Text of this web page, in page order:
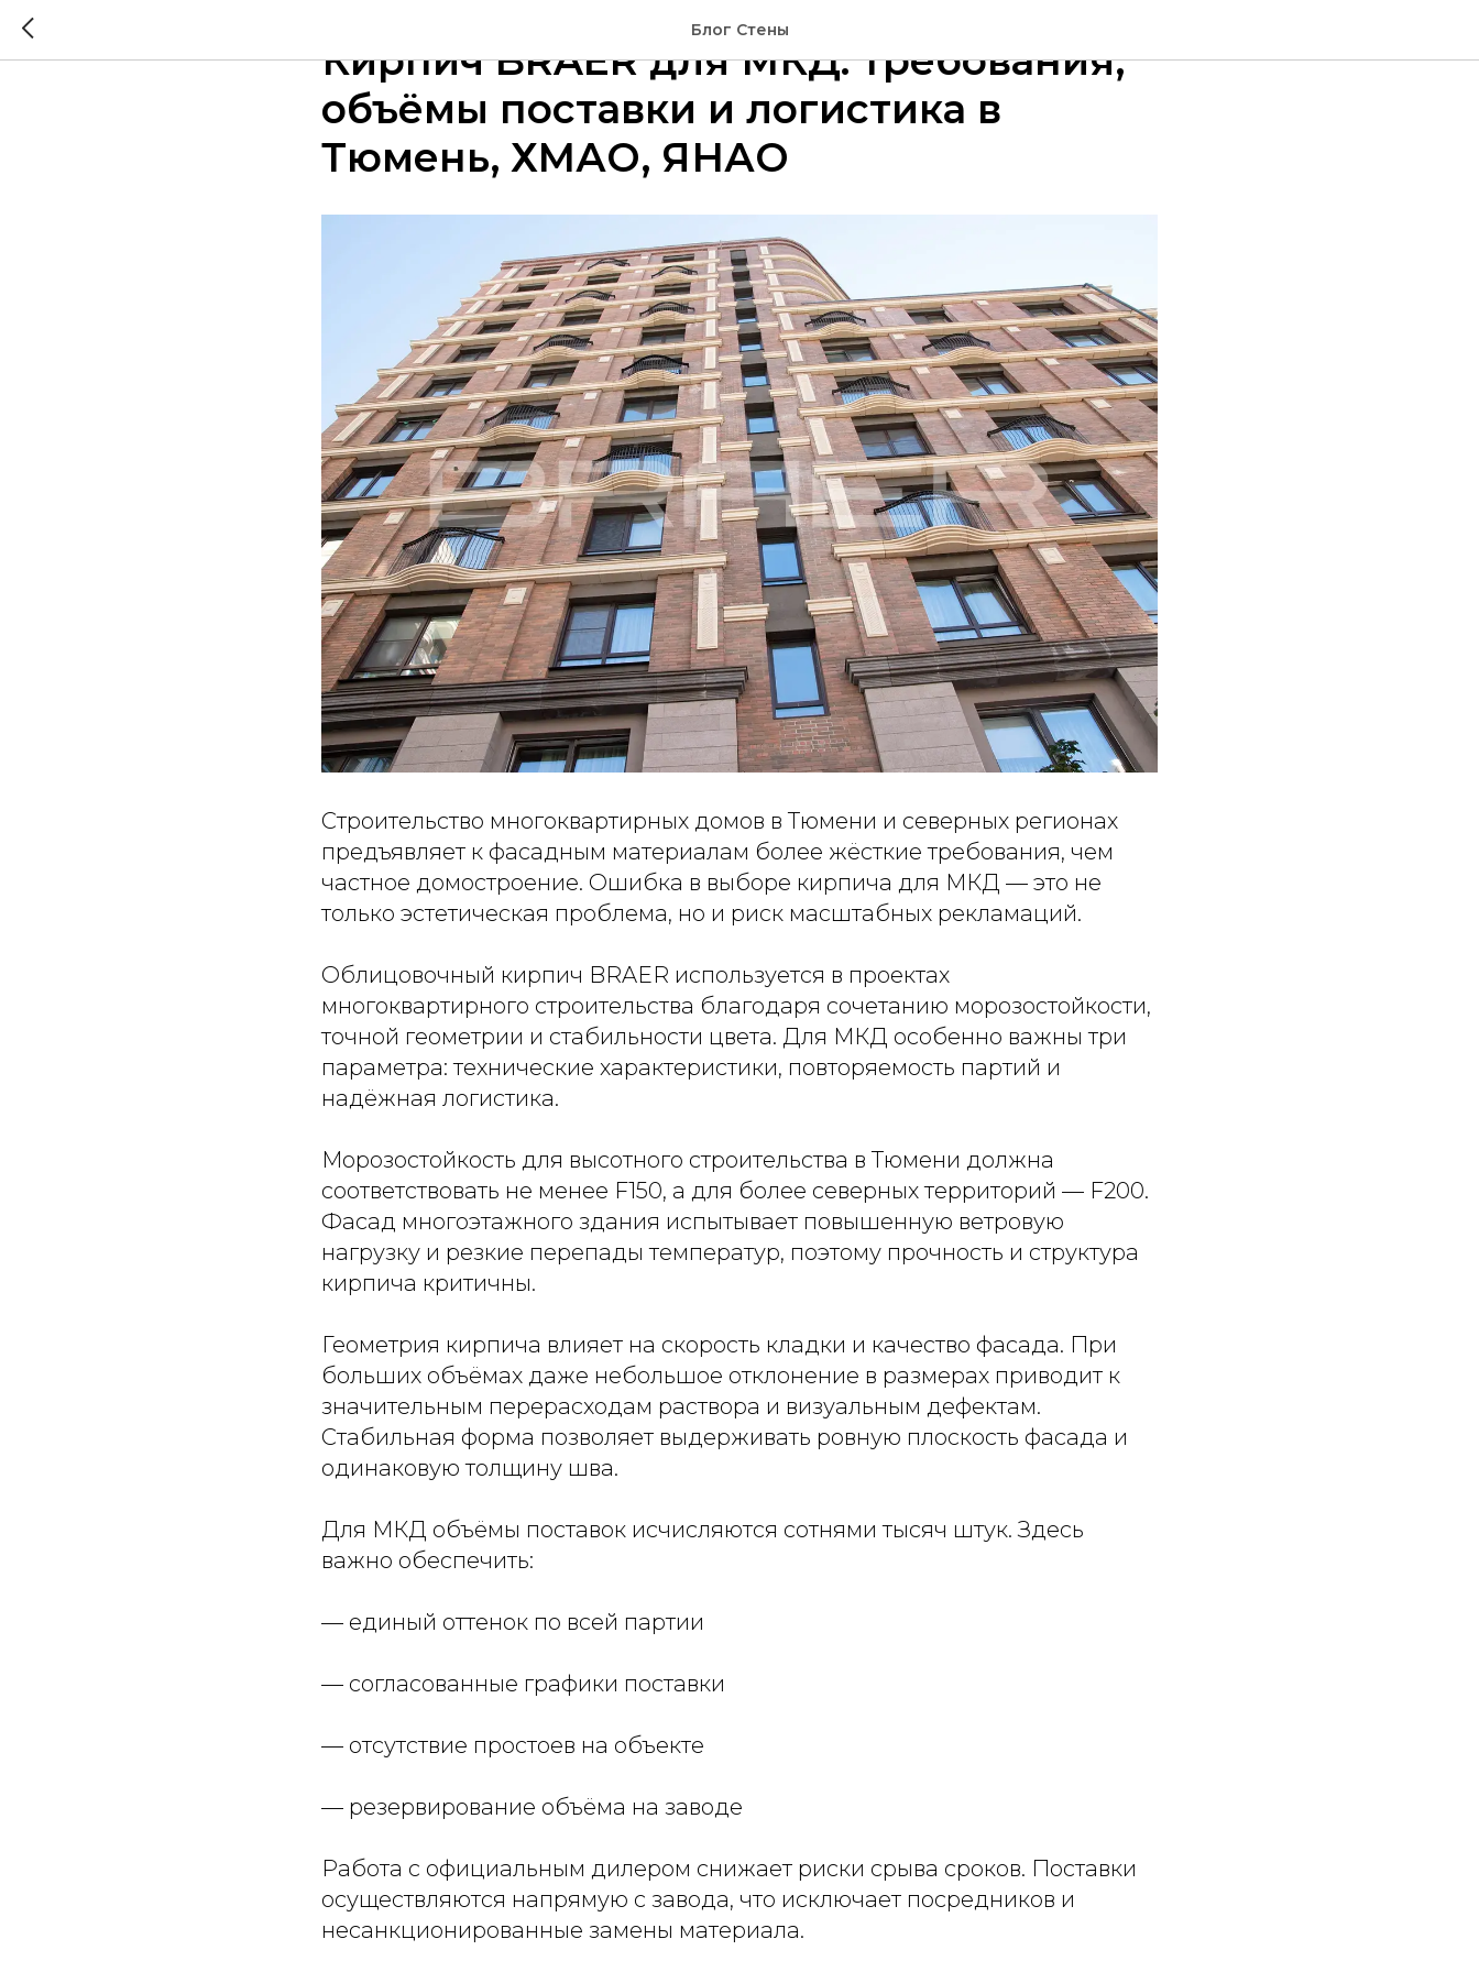
Блог Стены
Кирпич BRAER для МКД: требования,
объёмы поставки и логистика в
Тюмень, ХМАО, ЯНАО
Строительство многоквартирных домов в Тюмени и северных регионах
предъявляет к фасадным материалам более жёсткие требования, чем
частное домостроение. Ошибка в выборе кирпича для МКД — это не
только эстетическая проблема, но и риск масштабных рекламаций.
Облицовочный кирпич BRAER используется в проектах
многоквартирного строительства благодаря сочетанию морозостойкости,
точной геометрии и стабильности цвета. Для МКД особенно важны три
параметра: технические характеристики, повторяемость партий и
надёжная логистика.
Морозостойкость для высотного строительства в Тюмени должна
соответствовать не менее F150, а для более северных территорий — F200.
Фасад многоэтажного здания испытывает повышенную ветровую
нагрузку и резкие перепады температур, поэтому прочность и структура
кирпича критичны.
Геометрия кирпича влияет на скорость кладки и качество фасада. При
больших объёмах даже небольшое отклонение в размерах приводит к
значительным перерасходам раствора и визуальным дефектам.
Стабильная форма позволяет выдерживать ровную плоскость фасада и
одинаковую толщину шва.
Для МКД объёмы поставок исчисляются сотнями тысяч штук. Здесь
важно обеспечить:
— единый оттенок по всей партии
— согласованные графики поставки
— отсутствие простоев на объекте
— резервирование объёма на заводе
Работа с официальным дилером снижает риски срыва сроков. Поставки
осуществляются напрямую с завода, что исключает посредников и
несанкционированные замены материала.